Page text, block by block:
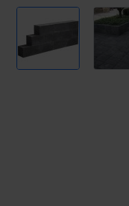
View larger image